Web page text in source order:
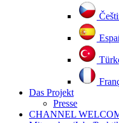
Das Projekt
Presse
CHANNEL